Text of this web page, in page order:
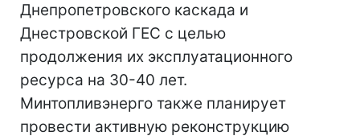
Днепропетровского каскада и
Днестровской ГЕС с целью
продолжения их эксплуатационного
ресурса на 30-40 лет.
Минтопливэнерго также планирует
провести активную реконструкцию